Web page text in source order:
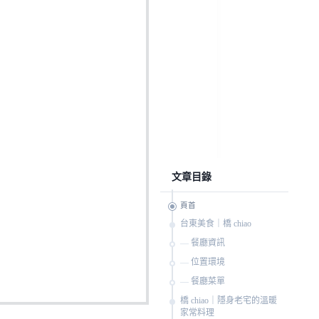
文章目錄
頁首
台東美食｜橋 chiao
餐廳資訊
位置環境
餐廳菜單
橋 chiao｜隱身老宅的溫暖
家常料理